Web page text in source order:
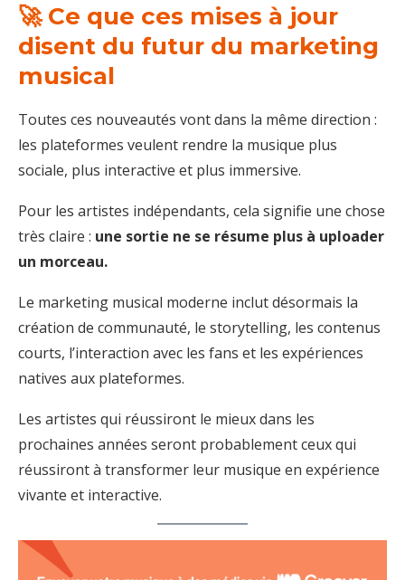
🚀 Ce que ces mises à jour
disent du futur du marketing
musical
Toutes ces nouveautés vont dans la même direction :
les plateformes veulent rendre la musique plus
sociale, plus interactive et plus immersive.
Pour les artistes indépendants, cela signifie une chose
très claire : une sortie ne se résume plus à uploader
un morceau.
Le marketing musical moderne inclut désormais la
création de communauté, le storytelling, les contenus
courts, l’interaction avec les fans et les expériences
natives aux plateformes.
Les artistes qui réussiront le mieux dans les
prochaines années seront probablement ceux qui
réussiront à transformer leur musique en expérience
vivante et interactive.